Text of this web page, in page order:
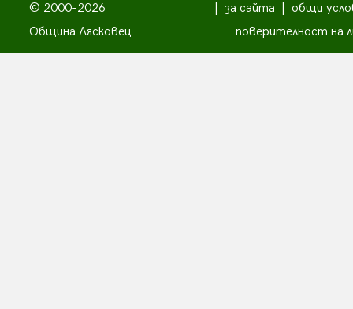
© 2000-2026
Община Лясковец
за сайта
общи
поверителност на